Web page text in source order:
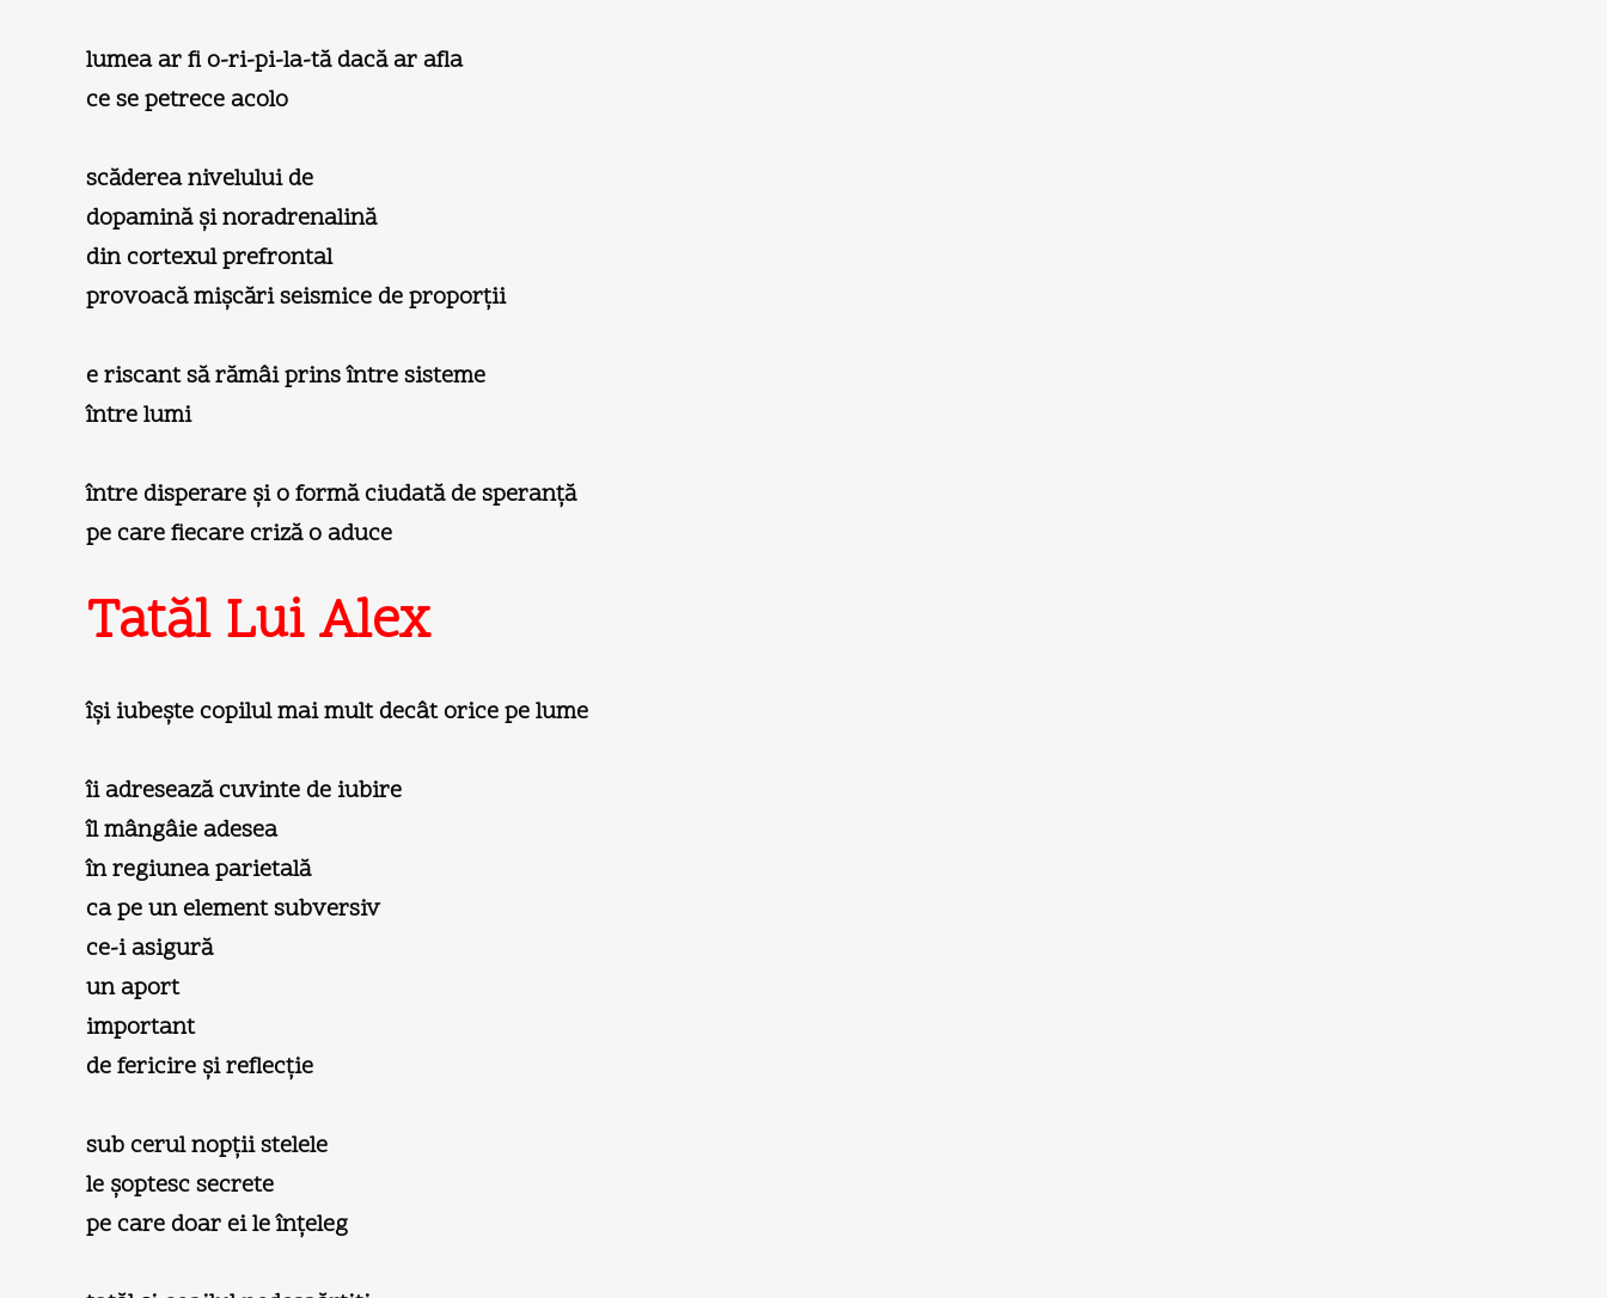
lumea ar fi o-ri-pi-la-tă dacă ar afla
ce se petrece acolo
scăderea nivelului de
dopamină şi noradrenalină
din cortexul prefrontal
provoacă mişcări seismice de proporţii
e riscant să rămâi prins între sisteme
între lumi
între disperare şi o formă ciudată de speranţă
pe care fiecare criză o aduce
Tatăl Lui Alex
îşi iubeşte copilul mai mult decât orice pe lume
îi adresează cuvinte de iubire
îl mângâie adesea
în regiunea parietală
ca pe un element subversiv
ce-i asigură
un aport
important
de fericire şi reflecţie
sub cerul nopţii stelele
le şoptesc secrete
pe care doar ei le înţeleg